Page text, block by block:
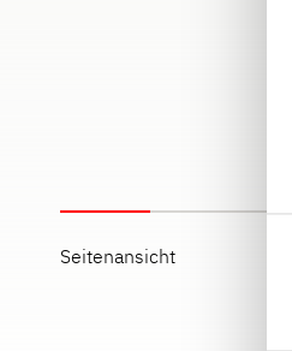
Seitenansicht